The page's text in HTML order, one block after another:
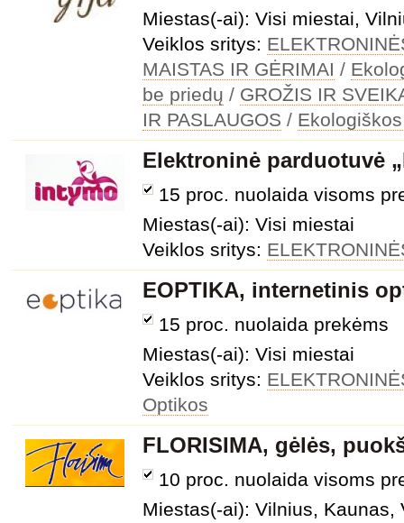
Miestas(-ai): Visi miestai,
Veiklos sritys:
MAISTAS IR GĖRIMAI /
be priedų / GROŽIS IR
IR PASLAUGOS /
Elektroninė parduotuvė
15 proc. nuolaida visoms
Miestas(-ai): Visi miestai
Veiklos sritys:
EOPTIKA, internetinis
15 proc. nuolaida prekėms
Miestas(-ai): Visi miestai
Veiklos sritys:
Optikos
FLORISIMA, gėlės,
10 proc. nuolaida visoms
Miestas(-ai): Vilnius, Kaunas,